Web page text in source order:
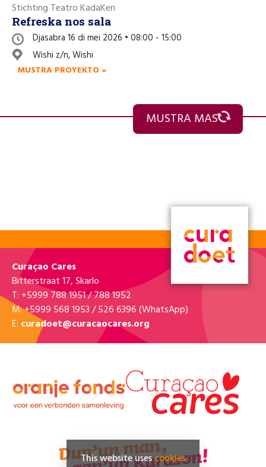
Stichting Teatro KadaKen
Refreska nos sala
Djasabra 16 di mei 2026 • 08:00 - 15:00
Wishi z/n, Wishi
MUSTRA PROYEKTO »
MUSTRA MAS
Curaçao Cares
Bitterstraat 17, Skarlo
T: +5999 788 1951 / 788 1952
M: +5999 568 1953 / 526 6396 (WhatsApp)
E: curadoet@curacaocares.org
This website usescookies